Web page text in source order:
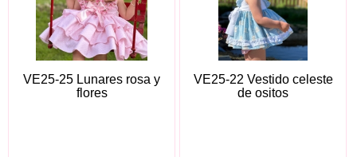
VE25-25 Lunares rosa y
flores
VE25-22 Vestido celeste
de ositos